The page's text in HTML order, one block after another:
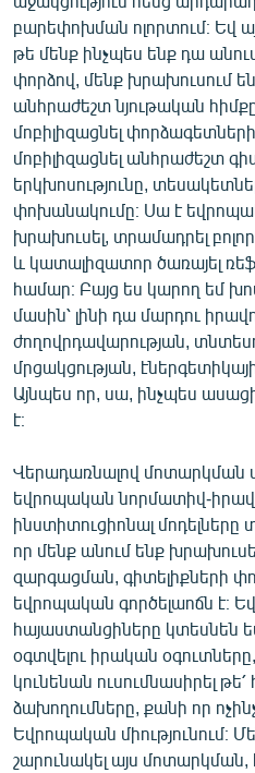
բարեփոխման ոլորտում։ Եվ
թե մենք ինչպես ենք դա
փորձով, մենք խրախուսում
անհրաժեշտ նյութական
մոբիլիզացնել
մոբիլիզացնել անհրաժեշտ
երկխոսությունը,
փոխանակումը։ Սա է
խրախուսել, տրամադրել
և կատալիզատոր ծառայել
համար։ Բայց ես կարող եմ
մասին՝ լինի դա մարդու
ժողովրդավարության,
մրցակցության, էներգետիկայի
Այնպես որ, սա, ինչպես
է։
Վերադառնալով մոտարկման
եվրոպական նորմատիվ-
ինստիտուցիոնալ մոդելները
որ մենք անում ենք
զարգացման, գիտելիքների
եվրոպական գործելաոճն է։ Եվ
հայաստանցիները կտեսնեն
օգտվելու իրական
կունենան ուսումնասիրել
ձախողումները, քանի որ
Եվրոպական միությունում։
շարունակել այս